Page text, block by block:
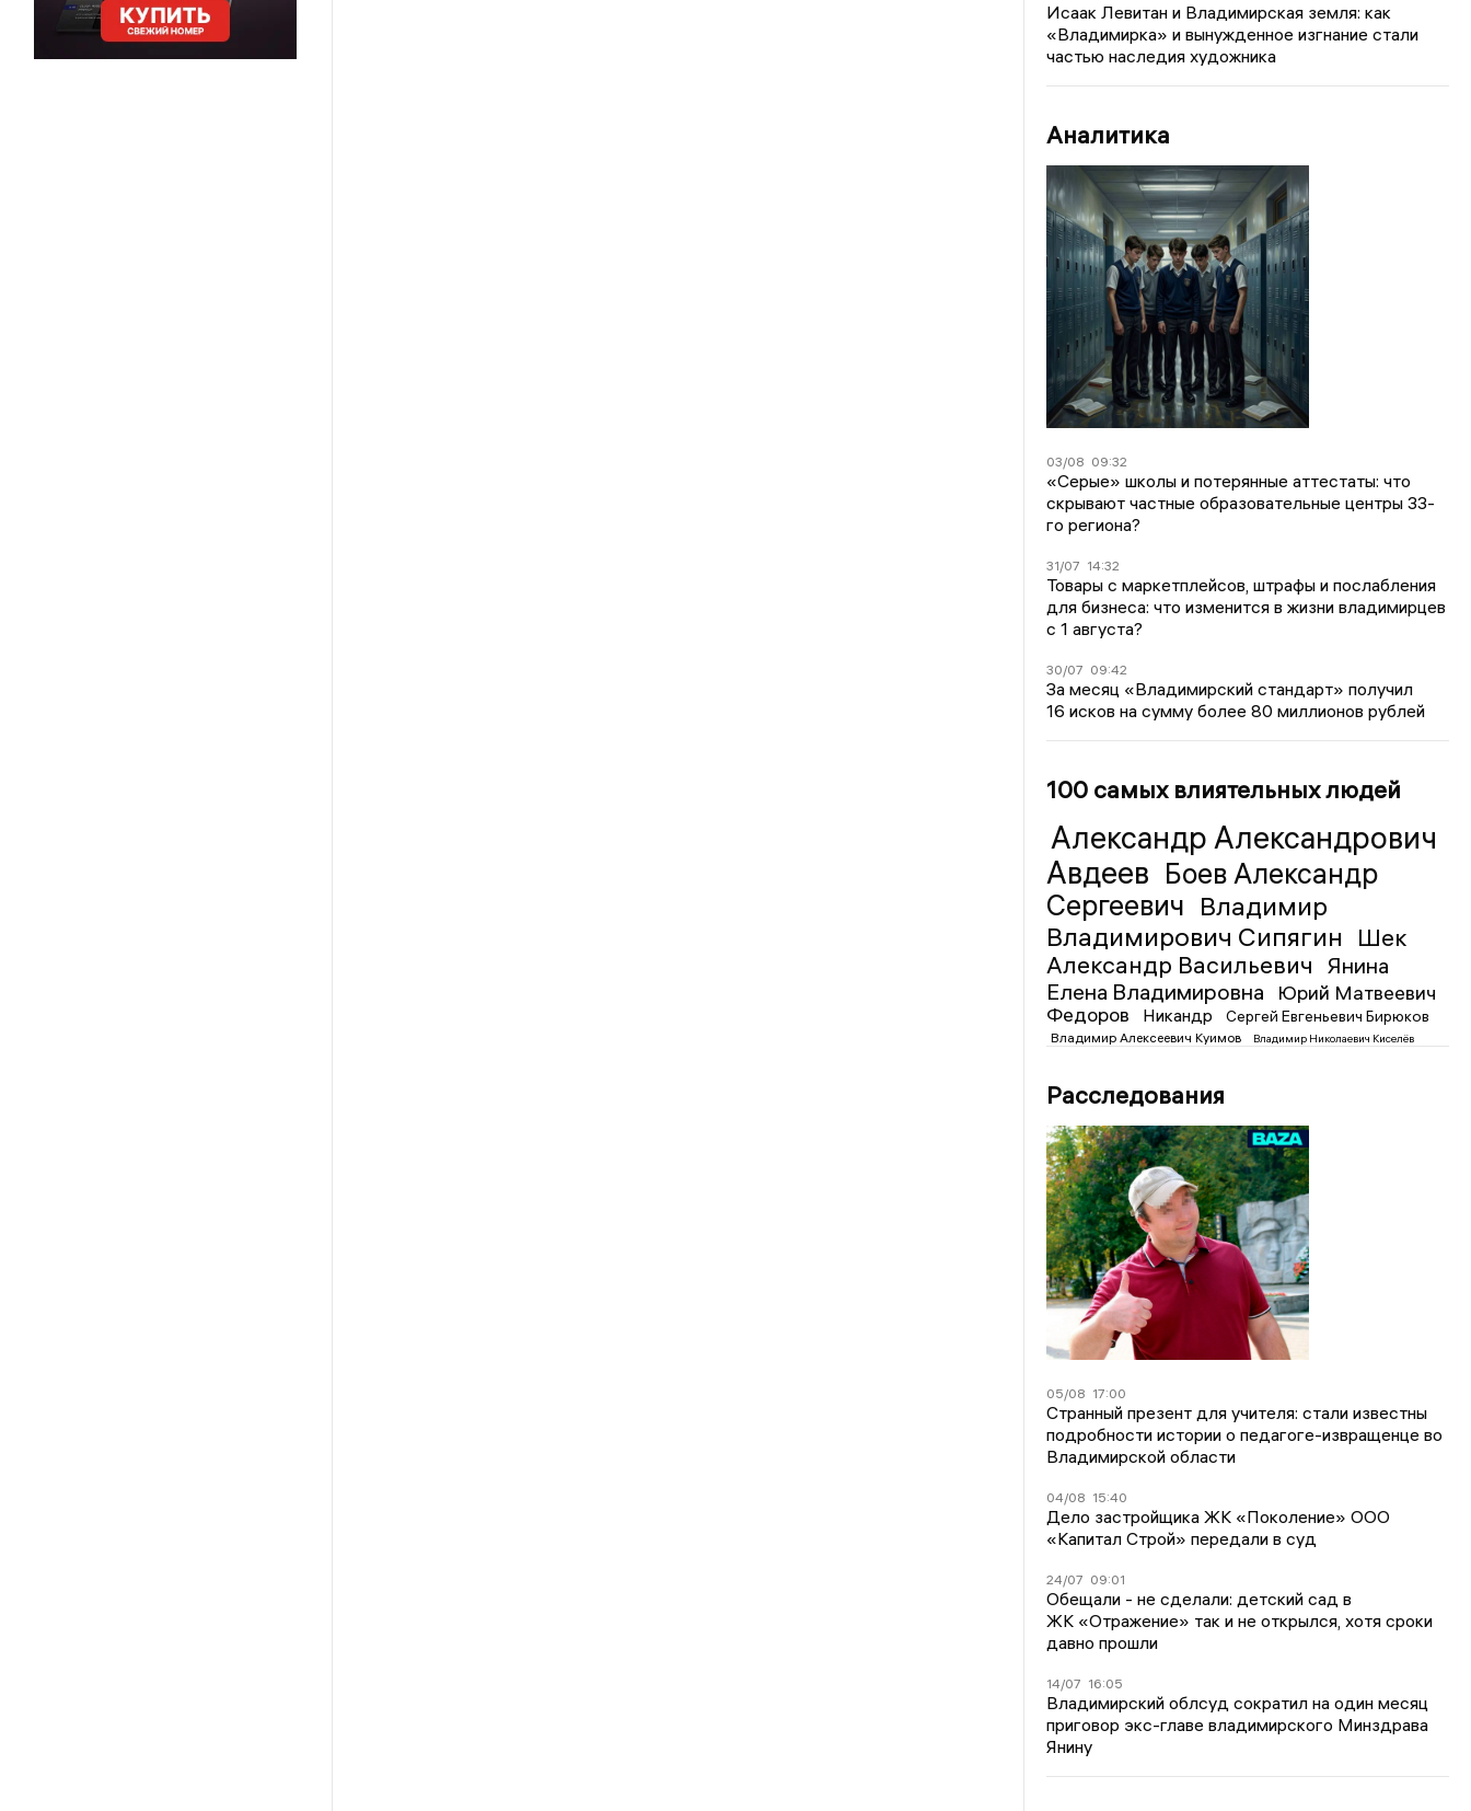
Исаак Левитан и Владимирская земля: как
«Владимирка» и вынужденное изгнание стали
частью наследия художника
Аналитика
03/08 09:32
«Серые» школы и потерянные аттестаты: что
скрывают частные образовательные центры 33-
го региона?
31/07 14:32
Товары с маркетплейсов, штрафы и послабления
для бизнеса: что изменится в жизни владимирцев
с 1 августа?
30/07 09:42
За месяц «Владимирский стандарт» получил
16 исков на сумму более 80 миллионов рублей
100 самых влиятельных людей
Александр Александрович
Авдеев Боев Александр
Сергеевич Владимир
Владимирович Сипягин Шек
Александр Васильевич
Янина
Елена Владимировна
Юрий Матвеевич
Федоров
Никандр Сергей Евгеньевич Бирюков
Владимир Алексеевич Куимов Владимир Николаевич Киселёв
Расследования
05/08 17:00
Странный презент для учителя: стали известны
подробности истории о педагоге-извращенце во
Владимирской области
04/08 15:40
Дело застройщика ЖК «Поколение» ООО
«Капитал Строй» передали в суд
24/07 09:01
Обещали - не сделали: детский сад в
ЖК «Отражение» так и не открылся, хотя сроки
давно прошли
14/07 16:05
Владимирский облсуд сократил на один месяц
приговор экс-главе владимирского Минздрава
Янину